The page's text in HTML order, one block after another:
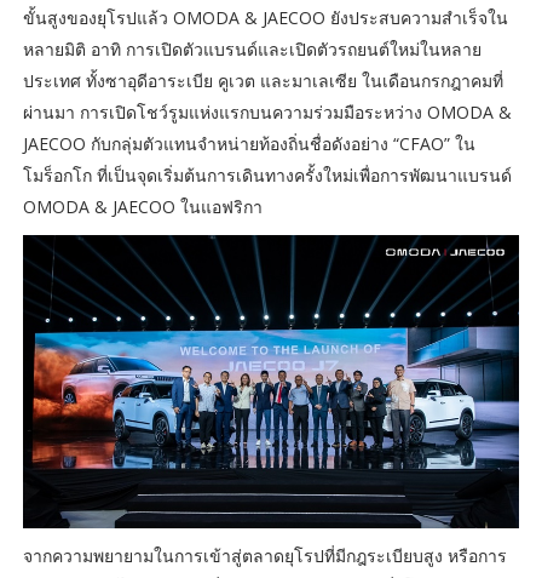
ขั้นสูงของยุโรปแล้ว OMODA & JAECOO ยังประสบความสำเร็จใน
หลายมิติ อาทิ การเปิดตัวแบรนด์และเปิดตัวรถยนต์ใหม่ในหลาย
ประเทศ ทั้งซาอุดีอาระเบีย คูเวต และมาเลเซีย ในเดือนกรกฎาคมที่
ผ่านมา การเปิดโชว์รูมแห่งแรกบนความร่วมมือระหว่าง OMODA &
JAECOO กับกลุ่มตัวแทนจำหน่ายท้องถิ่นชื่อดังอย่าง “CFAO” ใน
โมร็อกโก ที่เป็นจุดเริ่มต้นการเดินทางครั้งใหม่เพื่อการพัฒนาแบรนด์
OMODA & JAECOO ในแอฟริกา
จากความพยายามในการเข้าสู่ตลาดยุโรปที่มีกฎระเบียบสูง หรือการ